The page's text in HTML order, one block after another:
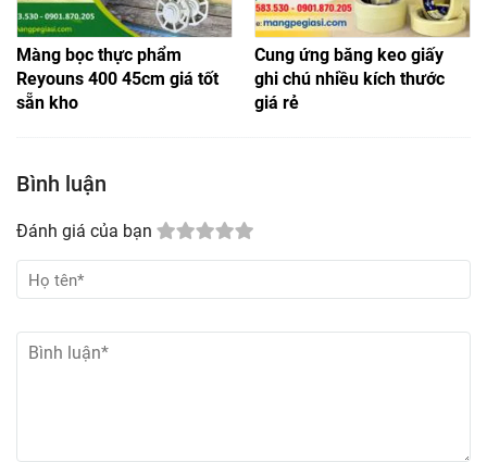
Màng bọc thực phẩm
Reyouns 400 45cm giá tốt
sẵn kho
Cung ứng băng keo giấy
ghi chú nhiều kích thước
giá rẻ
Bình luận
Đánh giá của bạn